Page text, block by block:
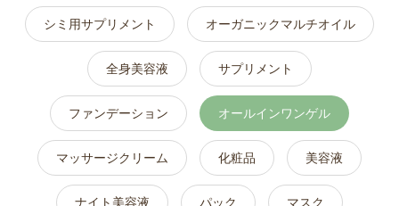
シミ用サプリメント オーガニックマルチオイル
全身美容液 サプリメント
ファンデーション オールインワンゲル
マッサージクリーム 化粧品 美容液
ナイト美容液 パック マスク